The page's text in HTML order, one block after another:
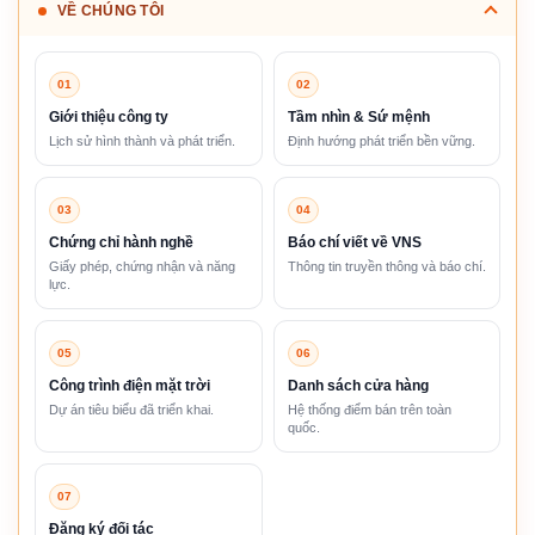
VỀ CHÚNG TÔI
01
Giới thiệu công ty
Lịch sử hình thành và phát triển.
02
Tầm nhìn & Sứ mệnh
Định hướng phát triển bền vững.
03
Chứng chỉ hành nghề
Giấy phép, chứng nhận và năng
lực.
04
Báo chí viết về VNS
Thông tin truyền thông và báo chí.
05
Công trình điện mặt trời
Dự án tiêu biểu đã triển khai.
06
Danh sách cửa hàng
Hệ thống điểm bán trên toàn
quốc.
07
Đăng ký đối tác